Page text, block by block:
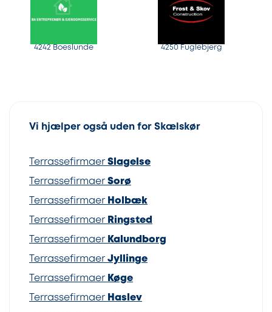
4242 Boeslunde 4250 Fuglebjerg
Vi hjælper også uden for Skælskør
Terrassefirmaer Slagelse
Terrassefirmaer Sorø
Terrassefirmaer Holbæk
Terrassefirmaer Ringsted
Terrassefirmaer Kalundborg
Terrassefirmaer Jyllinge
Terrassefirmaer Køge
Terrassefirmaer Haslev